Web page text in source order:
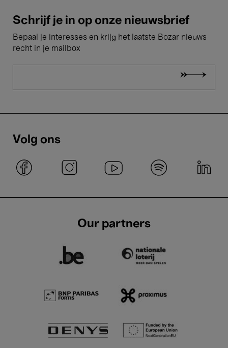
Schrijf je in op onze nieuwsbrief
Bepaal je interesses en krijg het laatste Bozar nieuws
recht in je mailbox
Volg ons
Our partners